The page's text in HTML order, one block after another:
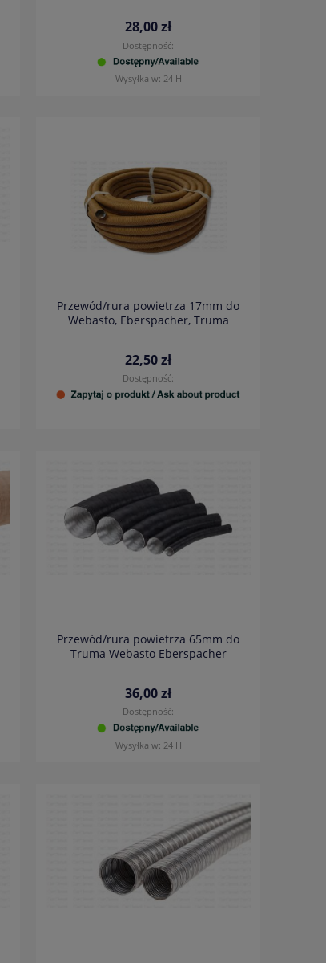
28,00 zł
Dostępność:
Wysyłka w: 24 H
Przewód/rura powietrza 17mm do
Webasto, Eberspacher, Truma
22,50 zł
Dostępność:
Przewód/rura powietrza 65mm do
Truma Webasto Eberspacher
36,00 zł
Dostępność:
Wysyłka w: 24 H